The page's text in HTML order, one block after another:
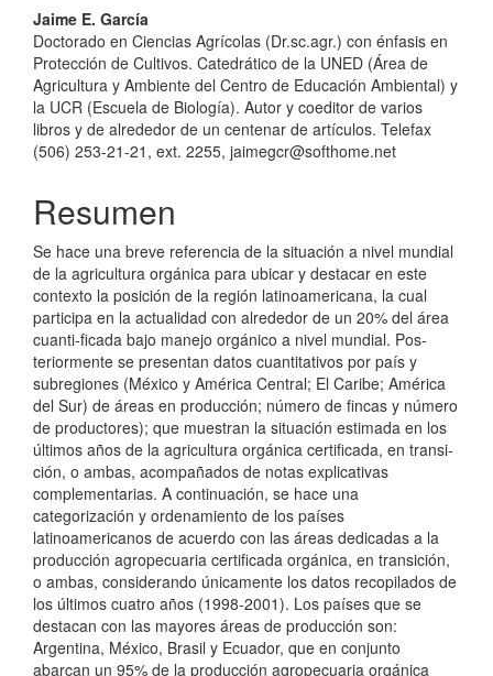
Jaime E. García
Doctorado en Ciencias Agrícolas (Dr.sc.agr.) con énfasis en
Protección de Cultivos. Catedrático de la UNED (Área de
Agricultura y Ambiente del Centro de Educación Ambiental) y
la UCR (Escuela de Biología). Autor y coeditor de varios
libros y de alrededor de un centenar de artículos. Telefax
(506) 253-21-21, ext. 2255, jaimegcr@softhome.net
Resumen
Se hace una breve referencia de la situación a nivel mundial
de la agricultura orgánica para ubi­car y destacar en este
contexto la posición de la región latinoamericana, la cual
participa en la ac­tualidad con alrededor de un 20% del área
cuanti-ficada bajo manejo orgánico a nivel mundial. Pos­
teriormente se presentan datos cuantitativos por país y
subregiones (México y América Central; El Caribe; América
del Sur) de áreas en producción; número de fincas y número
de productores); que muestran la situación estimada en los
últimos años de la agricultura orgánica certificada, en transi­
ción, o ambas, acompañados de notas explicativas
complementarias. A continuación, se hace una
categorización y ordenamiento de los países
latinoamericanos de acuerdo con las áreas dedicadas a la
producción agropecuaria certificada orgánica, en transición,
o ambas, considerando únicamente los datos recopilados de
los últimos cuatro años (1998-2001). Los países que se
destacan con las mayores áreas de producción son:
Argentina, Méxi­co, Brasil y Ecuador, que en conjunto
abarcan un 95% de la producción agropecuaria orgánica